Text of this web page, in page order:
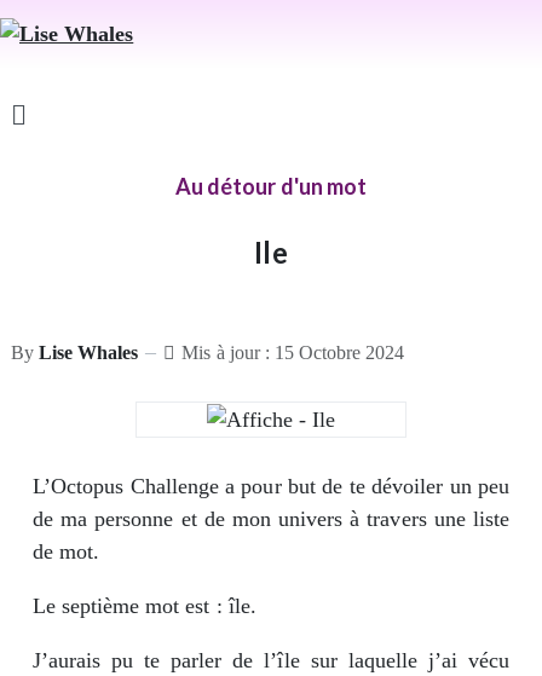
Au détour d'un mot
Ile
By Lise Whales Mis à jour : 15 Octobre 2024
L’Octopus Challenge a pour but de te dévoiler un peu
de ma personne et de mon univers à travers une liste
de mot.
Le septième mot est : île.
J’aurais pu te parler de l’île sur laquelle j’ai vécu